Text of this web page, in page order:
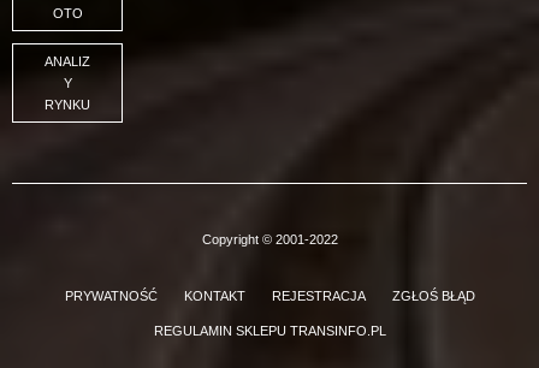
OTO
ANALIZ
Y
RYNKU
Copyright © 2001-2022
PRYWATNOŚĆ KONTAKT REJESTRACJA ZGŁOŚ BŁĄD
REGULAMIN SKLEPU TRANSINFO.PL